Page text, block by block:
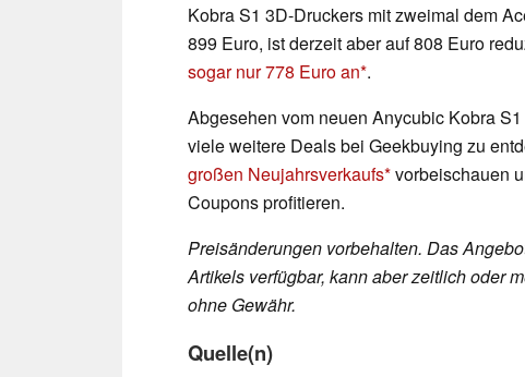
Kobra S1 3D-Druckers mit zweimal dem
899 Euro, ist derzeit aber auf 808 Euro
sogar nur 778 Euro an .
Abgesehen vom neuen Anycubic Kobra
viele weitere Deals bei Geekbuying zu
großen Neujahrsverkaufs vorbeischauen
Coupons profitieren.
Preisänderungen vorbehalten. Das
Artikels verfügbar, kann aber zeitlich oder
ohne Gewähr.
Quelle(n)